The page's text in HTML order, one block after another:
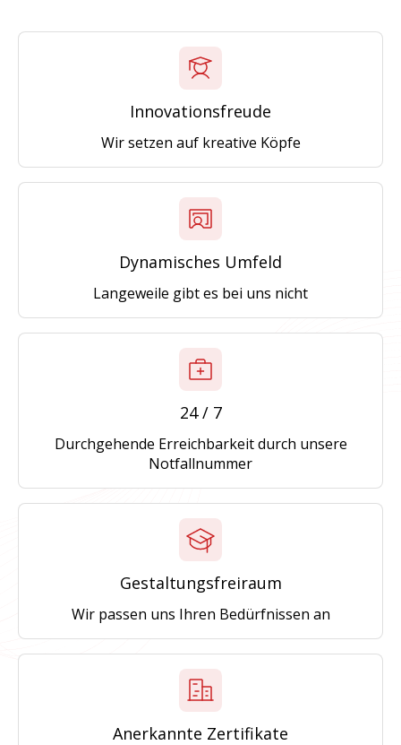
Innovationsfreude
Wir setzen auf kreative Köpfe
Dynamisches Umfeld
Langeweile gibt es bei uns nicht
24 / 7
Durchgehende Erreichbarkeit durch unsere
Notfallnummer
Gestaltungsfreiraum
Wir passen uns Ihren Bedürfnissen an
Anerkannte Zertifikate